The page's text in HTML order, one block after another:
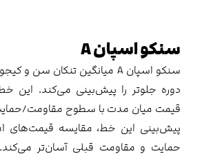
سنکو اسپان A
دوره جلوتر را پیش‌بینی می‌کند.
قیمت میان مدت با سطوح مقاومت/
پیش‌بینی این خط، مقایسه قیمت‌های
حمایت و مقاومت قبلی آسان‌تر